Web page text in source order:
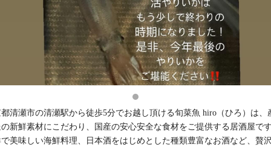
清瀬市の清瀬駅から徒歩5分でお越し頂ける旬菜魚 hiro（ひろ）は、
新鮮素材にこだわり、国産の安心安全な食材をご提供する居酒屋で
美味しい海鮮料理、日本酒をはじめとした種類豊富なお酒など、贅